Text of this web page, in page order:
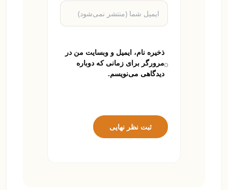
ذخیره نام، ایمیل و وبسایت من در
مرورگر برای زمانی که دوباره
دیدگاهی می‌نویسم.
ثبت نظر نهایی